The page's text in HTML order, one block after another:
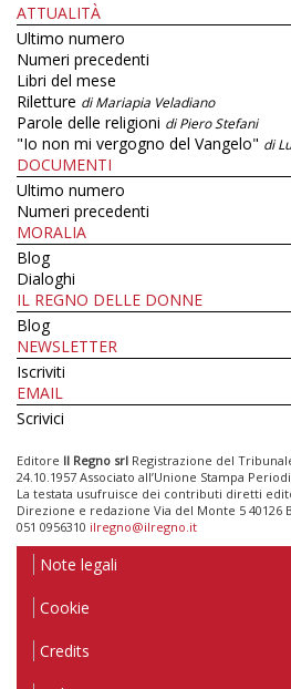
ATTUALITÀ
Ultimo numero
Numeri precedenti
Libri del mese
Riletture di Mariapia Veladiano
Parole delle religioni di Piero Stefani
"Io non mi vergogno del Vangelo" di
DOCUMENTI
Ultimo numero
Numeri precedenti
MORALIA
Blog
Dialoghi
IL REGNO DELLE DONNE
Blog
NEWSLETTER
Iscriviti
EMAIL
Scrivici
Editore Il Regno srl Registrazione del
24.10.1957 Associato all’Unione Stampa
La testata usufruisce dei contributi diretti
Direzione e redazione Via del Monte 5 40126
051 0956310 ilregno@ilregno.it
Note legali
Cookie
Credits